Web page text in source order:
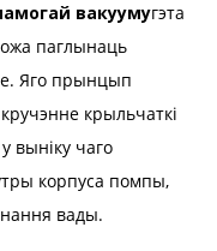
вакуумугэта
паглынаць
Яго прынцып
крыльчаткі
выніку чаго
корпуса помпы,
вады.